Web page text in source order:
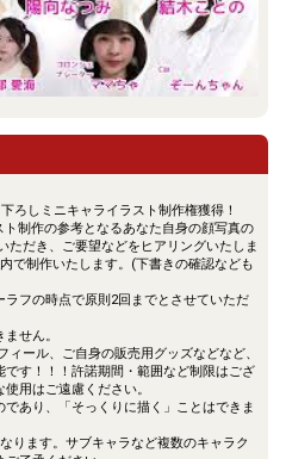
ろしミニキャライラスト制作権獲得！
制作の参考となるあなた自身の顔写真の
だき、ご要望などをヒアリングいたしま
で制作いたします。(下書きの確認なども
ラフの時点で原則2回までとさせていただ
せん。
ィール、ご自身の販売用グッズなどなど、
す！！！許諾期間・範囲など制限はござ
用はご遠慮ください。
あり、「そっくりに描く」ことはできま
ります。サブキャラなど複数のキャラク